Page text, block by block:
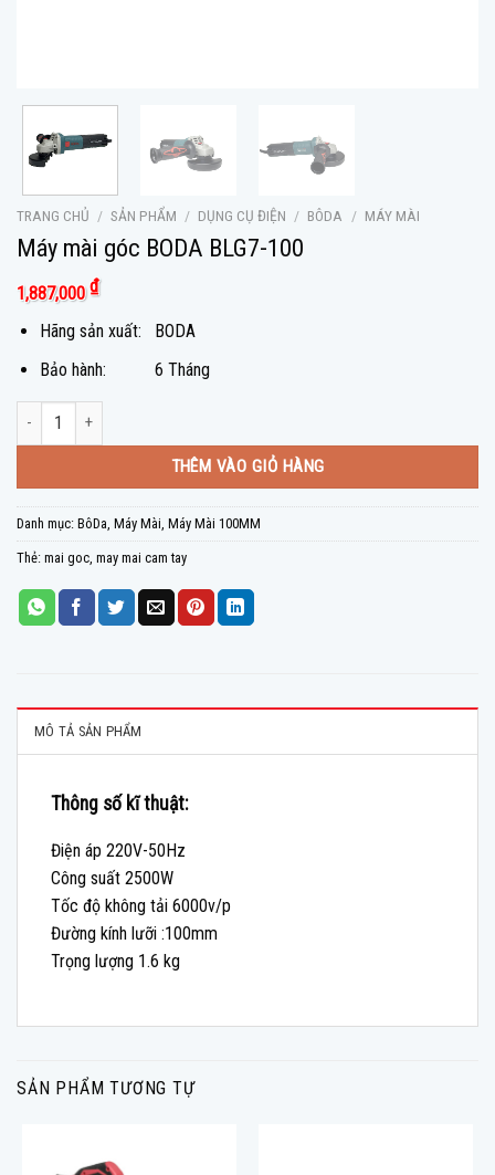
TRANG CHỦ / SẢN PHẨM / DỤNG CỤ ĐIỆN / BÔDA / MÁY MÀI
Máy mài góc BODA BLG7-100
1,887,000₫
Hãng sản xuất: BODA
Bảo hành: 6 Tháng
Máy mài góc BODA BLG7-100 số lượng
THÊM VÀO GIỎ HÀNG
Danh mục: BôDa Máy Mài Máy Mài 100MM
Thẻ: mai goc may mai cam tay
MÔ TẢ SẢN PHẨM
Thông số kĩ thuật:
Điện áp 220V-50Hz
Công suất 2500W
Tốc độ không tải 6000v/p
Đường kính lưỡi :100mm
Trọng lượng 1.6 kg
SẢN PHẨM TƯƠNG TỰ